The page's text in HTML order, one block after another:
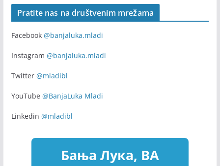
Pratite nas na društvenim mrežama
Facebook @banjaluka.mladi
Instagram @banjaluka.mladi
Twitter @mladibl
YouTube @BanjaLuka Mladi
Linkedin @mladibl
Бања Лука, BA